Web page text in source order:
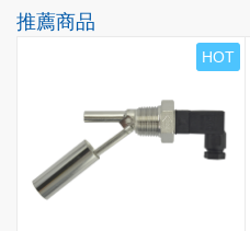
推薦商品
HOT